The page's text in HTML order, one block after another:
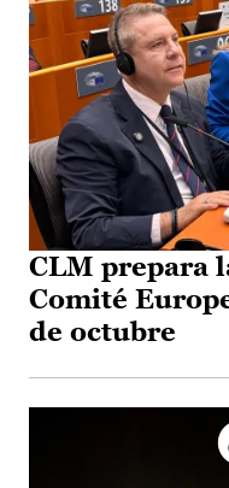
CLM prepara
Comité
de octubre